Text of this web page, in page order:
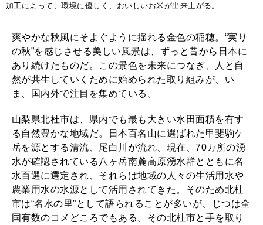
加工によって、環境に優しく、おいしいお米が出来上がる。
爽やかな秋風にそよぐように揺れる金色の稲穂。“実り
の秋”を感じさせる美しい風景は、ずっと昔から日本に
あり続けたものだ。この景色を未来につなぎ、人と自
然が共生していくために始められた取り組みが、い
ま、国内外で注目を集めている。
山梨県北杜市は、県内でも最も大きい水田面積を有す
る自然豊かな地域だ。日本百名山に選ばれた甲斐駒ケ
岳を源とする清流、尾白川が流れ、現在、70カ所の湧
水が確認されている八ヶ岳南麓高原湧水群とともに名
水百選に選定され、それらは地域の人々の生活用水や
農業用水の水源として活用されてきた。そのため北杜
市は“名水の里”として語られることが多いが、じつは全
国有数のコメどころでもある。その北杜市と手を取り